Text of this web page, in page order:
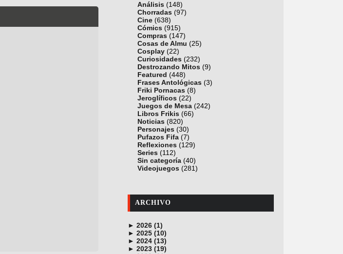
Análisis (148)
Chorradas (97)
Cine (638)
Cómics (915)
Compras (147)
Cosas de Almu (25)
Cosplay (22)
Curiosidades (232)
Destrozando Mitos (9)
Featured (448)
Frases Antológicas (3)
Friki Pornacas (8)
Jeroglíficos (22)
Juegos de Mesa (242)
Libros Frikis (66)
Noticias (820)
Personajes (30)
Pufazos Fifa (7)
Reflexiones (129)
Series (112)
Sin categoría (40)
Videojuegos (281)
ARCHIVO
► 2026 (1)
junio (1)
► 2025 (10)
noviembre (1)
octubre (1)
► 2024 (13)
diciembre (4)
► 2023 (19)